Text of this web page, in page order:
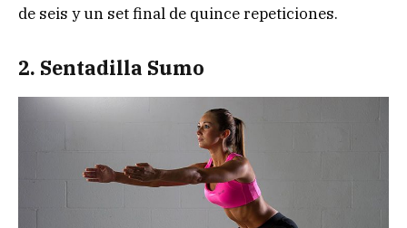
de seis y un set final de quince repeticiones.
2. Sentadilla Sumo